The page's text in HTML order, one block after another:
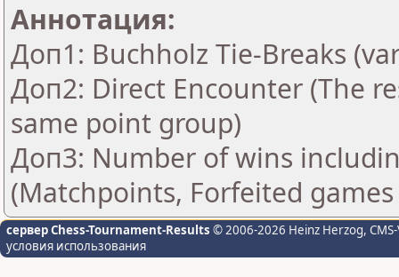
Аннотация:
Доп1: Buchholz Tie-Breaks
Доп2: Direct Encounter (The
same point group)
Доп3: Number of wins
(Matchpoints, Forfeited
сервер Chess-Tournament-Results © 2006-2026 Heinz Herzog,
условия использования